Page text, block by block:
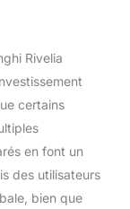
plaisir.
Rivelia
certains
en font un
des utilisateurs
bien que